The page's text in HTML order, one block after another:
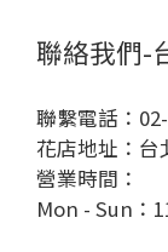
聯絡我們-
聯繫電話：
花店地址：台
營業時間：
Mon - Sun：